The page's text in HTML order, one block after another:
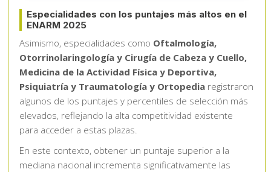
Especialidades con los puntajes más altos en el
ENARM 2025
Asimismo, especialidades como Oftalmología,
Otorrinolaringología y Cirugía de Cabeza y Cuello,
Medicina de la Actividad Física y Deportiva,
Psiquiatría y Traumatología y Ortopedia registraron
algunos de los puntajes y percentiles de selección más
elevados, reflejando la alta competitividad existente
para acceder a estas plazas.
En este contexto, obtener un puntaje superior a la
mediana nacional incrementa significativamente las